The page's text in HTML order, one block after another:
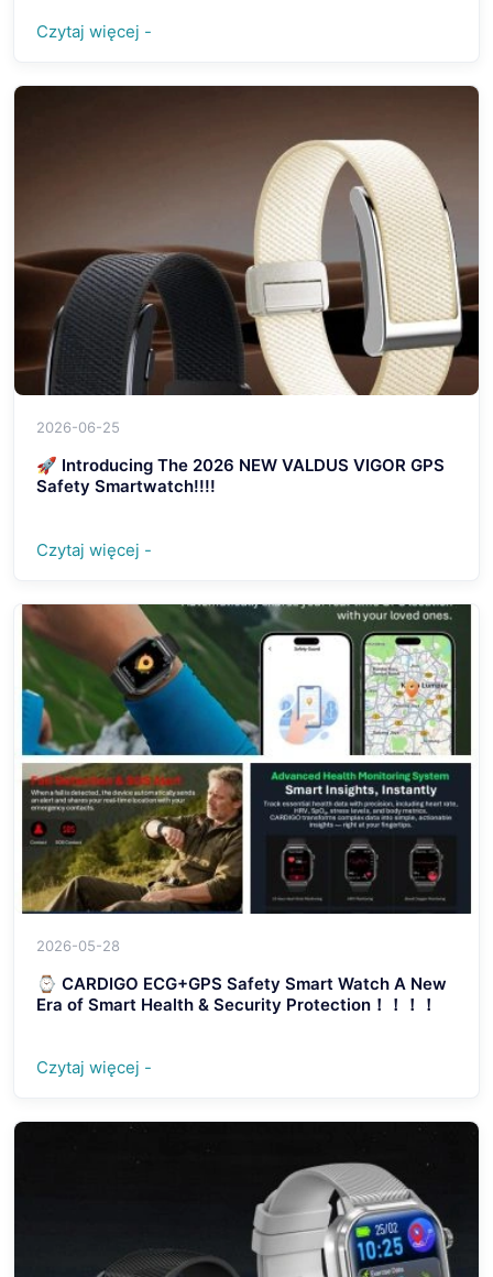
Czytaj więcej -
2026-06-25
🚀 Introducing The 2026 NEW VALDUS VIGOR GPS
Safety Smartwatch!!!!
Czytaj więcej -
2026-05-28
⌚ CARDIGO ECG+GPS Safety Smart Watch A New
Era of Smart Health & Security Protection！！！！
Czytaj więcej -